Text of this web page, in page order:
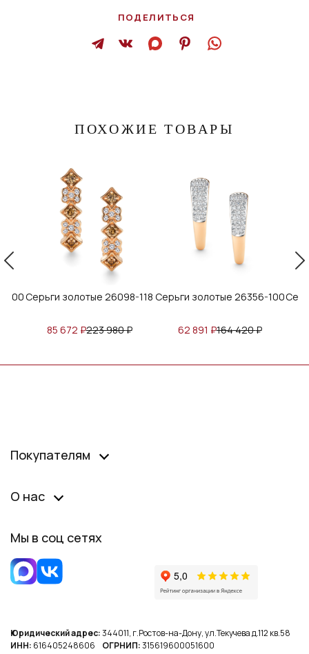
ПОДЕЛИТЬСЯ
ПОХОЖИЕ ТОВАРЫ
100 Серьги золотые 26098-118
85 672 ₽223 980₽
Серьги золотые 26356-100
62 891 ₽164 420₽
Покупателям
О нас
Мы в соц сетях
Юридический адрес:344011, г.Ростов-на-Дону, ул.Текучева д.112 кв.58
ИНН: 616405248606 ОГРНИП:315619600051600